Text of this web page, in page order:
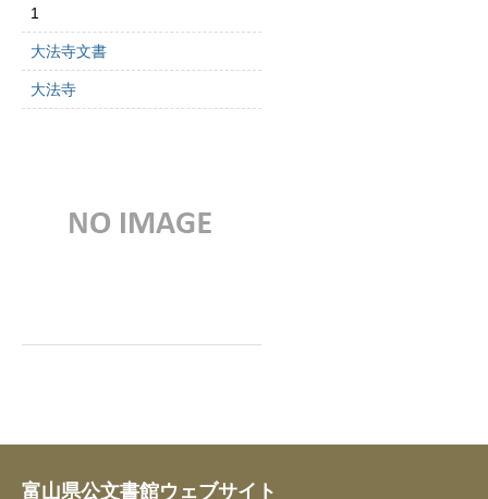
1
大法寺文書
大法寺
富山県公文書館ウェブサイト